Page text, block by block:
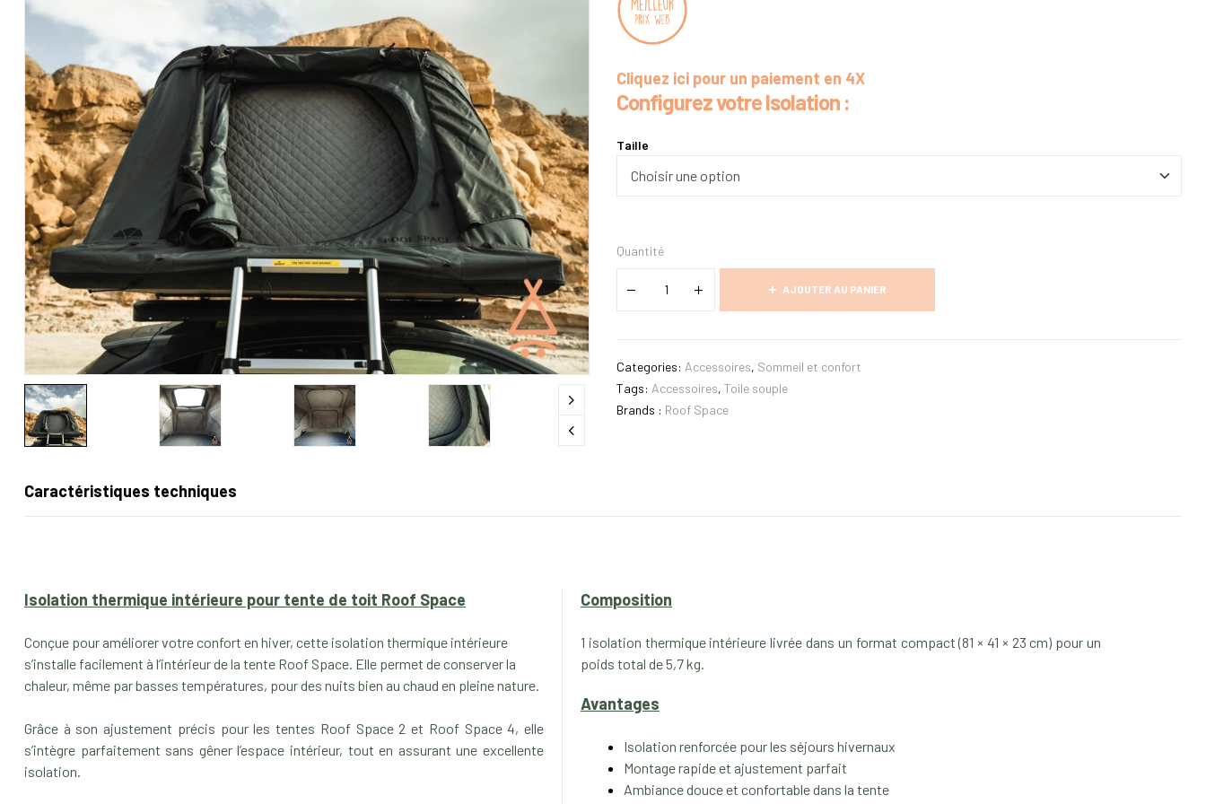
Cliquez ici pour un paiement en 4X
Configurez votre Isolation :
Taille
Quantité
AJOUTER AU PANIER
Categories: Accessoires, Sommeil et confort
Tags: Accessoires, Toile souple
Brands : Roof Space
Caractéristiques techniques
Isolation thermique intérieure pour tente de toit Roof Space
Conçue pour améliorer votre confort en hiver, cette isolation thermique intérieure
s’installe facilement à l’intérieur de la tente Roof Space. Elle permet de conserver la
chaleur, même par basses températures, pour des nuits bien au chaud en pleine nature.
Grâce à son ajustement précis pour les tentes Roof Space 2 et Roof Space 4, elle
s’intègre parfaitement sans gêner l’espace intérieur, tout en assurant une excellente
isolation.
Composition
1 isolation thermique intérieure livrée dans un format compact (81 × 41 × 23 cm) pour un
poids total de 5,7 kg.
Avantages
Isolation renforcée pour les séjours hivernaux
Montage rapide et ajustement parfait
Ambiance douce et confortable dans la tente